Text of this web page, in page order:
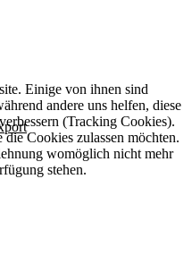
Einige von ihnen sind
andere uns helfen, diese
(Tracking Cookies).
die Cookies zulassen möchten.
womöglich nicht mehr
stehen.